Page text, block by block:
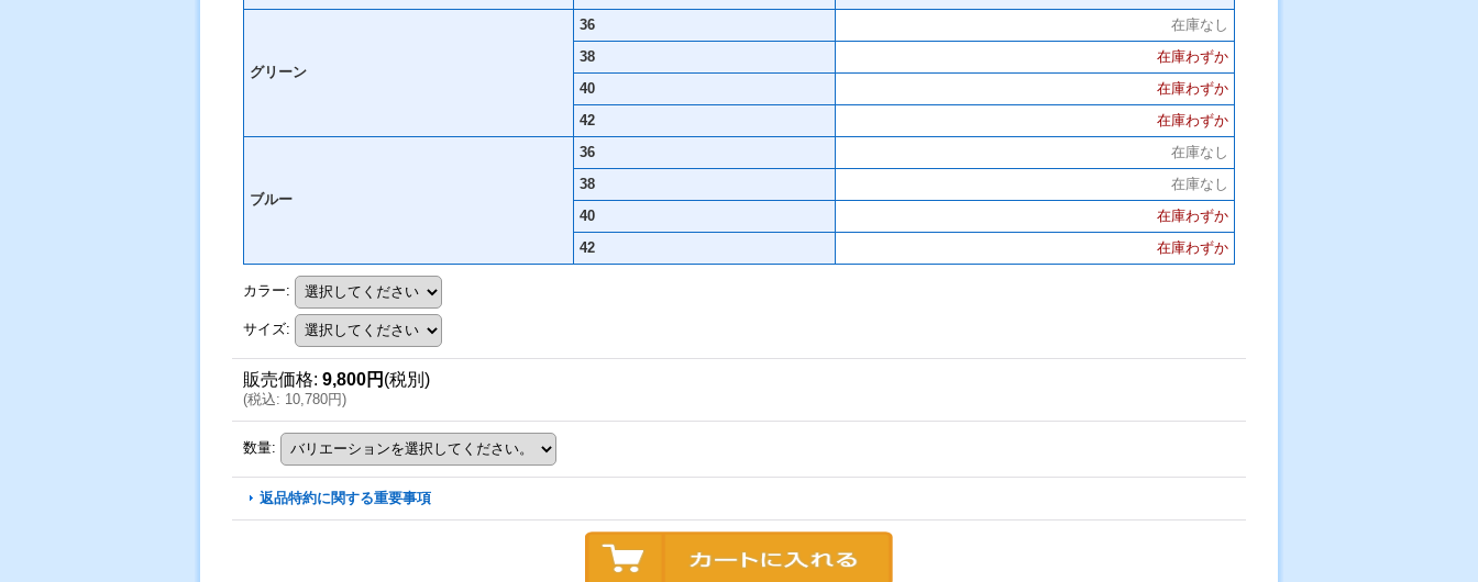
グリーン
36
在庫なし
38
在庫わずか
40
在庫わずか
42
在庫わずか
ブルー
36
在庫なし
38
在庫なし
40
在庫わずか
42
在庫わずか
カラー:
サイズ:
販売価格: 9,800円 (税別)
(税込: 10,780円)
数量:
返品特約に関する重要事項